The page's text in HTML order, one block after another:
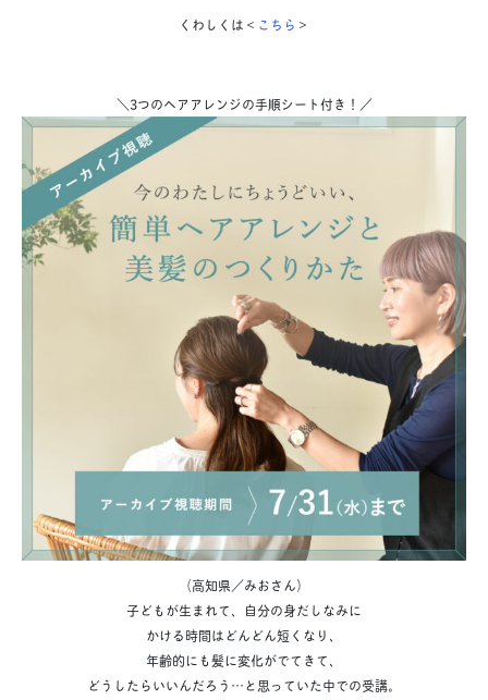
くわしくは＜ こちら ＞
＼3つのヘアアレンジの手順シート付き！ ／
（高知県／みおさん）
子どもが生まれて、自分の身だしなみに
かける時間はどんどん短くなり、
年齢的にも髪に変化がでてきて、
どうしたらいいんだろう…と思っていた中での受講。